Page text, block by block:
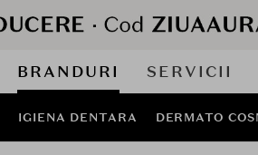
BRANDURI SERVICII
IGIENA DENTARA DERMATO